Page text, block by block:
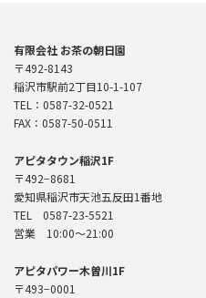
有限会社 お茶の朝日園
〒492-8143
稲沢市駅前2丁目10-1-107
TEL：0587-32-0521
FAX：0587-50-0511
アピタタウン稲沢1F
〒492−8681
愛知県稲沢市天池五反田1番地
TEL 0587-23-5521
営業 10:00〜21:00
アピタパワー木曽川1F
〒493−0001